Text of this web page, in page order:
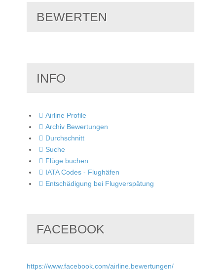
BEWERTEN
INFO
Airline Profile
Archiv Bewertungen
Durchschnitt
Suche
Flüge buchen
IATA Codes - Flughäfen
Entschädigung bei Flugverspätung
FACEBOOK
https://www.facebook.com/airline.bewertungen/